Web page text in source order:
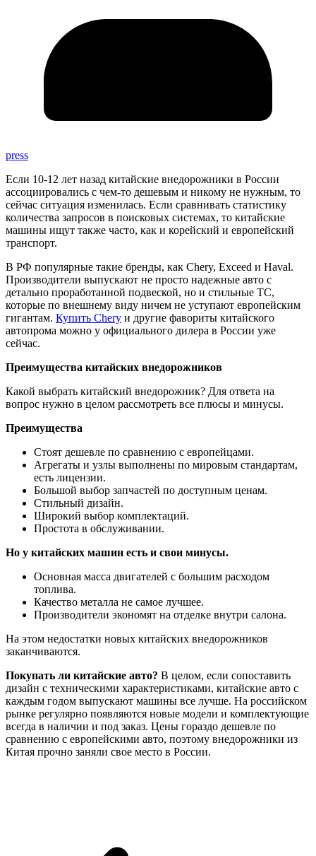
press
Если 10-12 лет назад китайские внедорожники в России
ассоциировались с чем-то дешевым и никому не нужным, то
сейчас ситуация изменилась. Если сравнивать статистику
количества запросов в поисковых системах, то китайские
машины ищут также часто, как и корейский и европейский
транспорт.
В РФ популярные такие бренды, как Chery, Exceed и Haval.
Производители выпускают не просто надежные авто с
детально проработанной подвеской, но и стильные ТС,
которые по внешнему виду ничем не уступают европейским
гигантам. Купить Chery и другие фавориты китайского
автопрома можно у официального дилера в России уже
сейчас.
Преимущества китайских внедорожников
Какой выбрать китайский внедорожник? Для ответа на
вопрос нужно в целом рассмотреть все плюсы и минусы.
Преимущества
Стоят дешевле по сравнению с европейцами.
Агрегаты и узлы выполнены по мировым стандартам,
есть лицензии.
Большой выбор запчастей по доступным ценам.
Стильный дизайн.
Широкий выбор комплектаций.
Простота в обслуживании.
Но у китайских машин есть и свои минусы.
Основная масса двигателей с большим расходом
топлива.
Качество металла не самое лучшее.
Производители экономят на отделке внутри салона.
На этом недостатки новых китайских внедорожников
заканчиваются.
Покупать ли китайские авто? В целом, если сопоставить
дизайн с техническими характеристиками, китайские авто с
каждым годом выпускают машины все лучше. На российском
рынке регулярно появляются новые модели и комплектующие
всегда в наличии и под заказ. Цены гораздо дешевле по
сравнению с европейскими авто, поэтому внедорожники из
Китая прочно заняли свое место в России.